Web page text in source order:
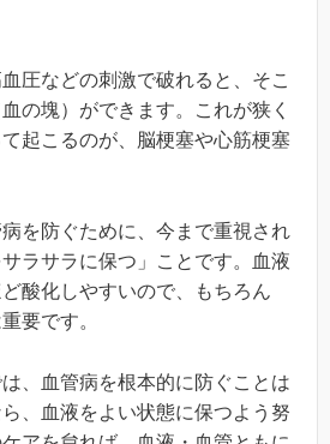
圧などの刺激で破れると、そこ
の塊）ができます。これが狭く
起こるのが、脳梗塞や心筋梗塞
を防ぐために、今まで重視され
ラサラに保つ」ことです。血液
酸化しやすいので、もちろん
要です。
、血管病を根本的に防ぐことは
、血液をよい状態に保つよう努